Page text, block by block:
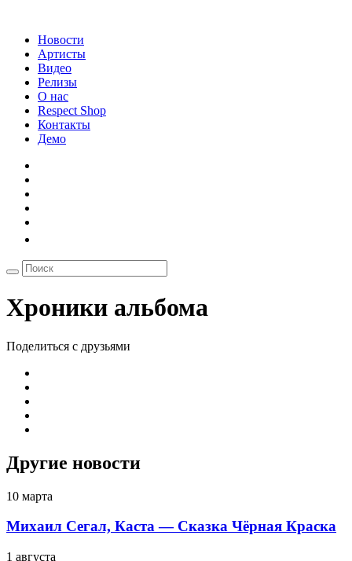
Новости
Артисты
Видео
Релизы
О нас
Respect Shop
Контакты
Демо
Хроники альбома
Поделиться с друзьями
Другие новости
10 марта
Михаил Сегал, Каста — Сказка Чёрная Краска
1 августа